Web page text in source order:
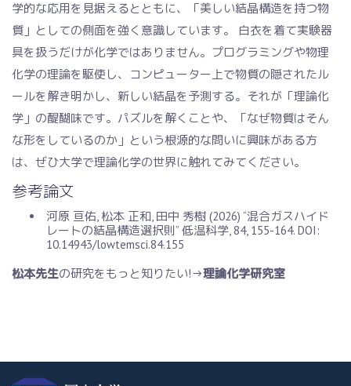
学的な応用を見据えるとともに、「美しい結晶構造を持つ物
質」としての側面を強く意識しています。 白衣を着て実験器
具を扱うだけが化学ではありません。プログラミングや物理
化学の理論を駆使し、コンピューター上で物質の隠されたル
ールを解き明かし、新しい結晶を予測する。それが「理論化
学」の醍醐味です。パズルを解くことや、「なぜ物質はそん
な形をしているのか」という根源的な問いに興味がある方
は、ぜひ大学で理論化学の世界に触れてみてください。
参考論文
河原 亘佑, 松本 正和, 田中 秀樹 (2026) “混合ガスハイド
レートの結晶構造選択則” 低温科学, 84, 155-164. DOI:
10.14943/lowtemsci.84.155
松本先生の研究をもっと知りたい!→理論化学研究室